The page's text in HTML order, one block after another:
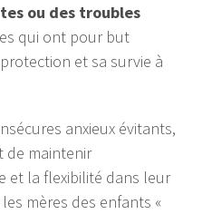
ou des troubles
qui ont pour but
et sa survie à
anxieux évitants,
de maintenir
et la flexibilité dans leur
mères des enfants «